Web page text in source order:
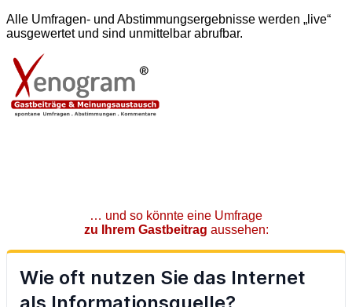
Alle Umfragen- und Abstimmungs­ergebnisse werden „live“
ausgewertet und sind unmittelbar abrufbar.
… und so könnte eine Umfrage
zu Ihrem Gastbeitrag aussehen: